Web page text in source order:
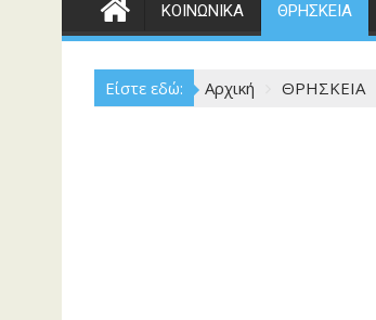
ΚΟΙΝΩΝΙΚΑ ΘΡΗΣΚΕΙΑ
Είστε εδώ: Αρχική ΘΡΗΣΚΕΙΑ